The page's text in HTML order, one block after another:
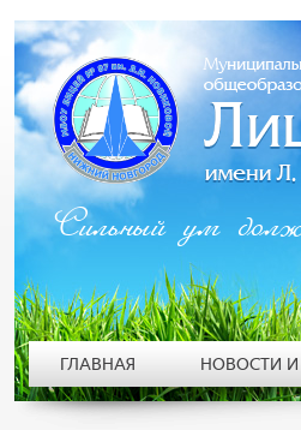
Сильный ум
ГЛАВНАЯ НОВОСТИ И